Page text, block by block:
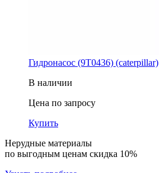
Гидронасос (9T0436) (caterpillar)
В наличии
Цена по запросу
Купить
Нерудные материалы
по выгодным ценам скидка 10%